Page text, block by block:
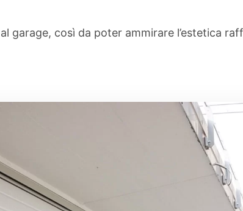
garage, così da poter ammirare l’estetica